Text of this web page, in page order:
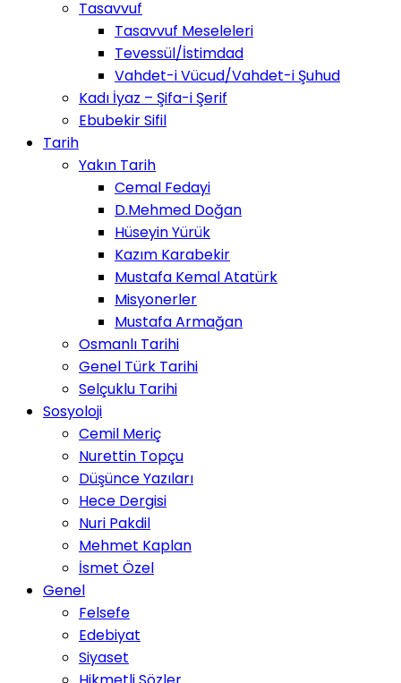
Tasavvuf
Tasavvuf Meseleleri
Tevessül/İstimdad
Vahdet-i Vücud/Vahdet-i Şuhud
Kadı İyaz – Şifa-i Şerif
Ebubekir Sifil
Tarih
Yakın Tarih
Cemal Fedayi
D.Mehmed Doğan
Hüseyin Yürük
Kazım Karabekir
Mustafa Kemal Atatürk
Misyonerler
Mustafa Armağan
Osmanlı Tarihi
Genel Türk Tarihi
Selçuklu Tarihi
Sosyoloji
Cemil Meriç
Nurettin Topçu
Düşünce Yazıları
Hece Dergisi
Nuri Pakdil
Mehmet Kaplan
İsmet Özel
Genel
Felsefe
Edebiyat
Siyaset